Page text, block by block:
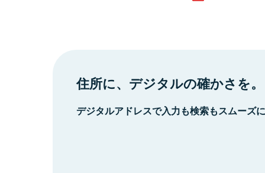
住所に、デジタルの確かさを。
デジタルアドレスで入力も検索もスムーズ